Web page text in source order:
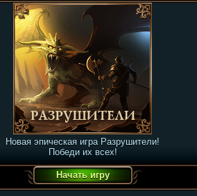
Новая эпическая игра Разрушители!
Победи их всех!